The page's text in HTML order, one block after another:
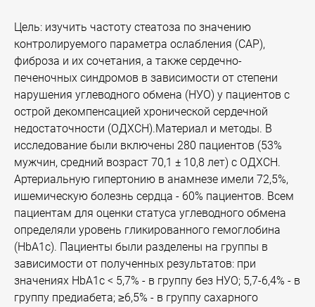
Цель: изучить частоту стеатоза по значению
контролируемого параметра ослабления (CAP),
фиброза и их сочетания, а также сердечно-
печеночных синдромов в зависимости от степени
нарушения углеводного обмена (НУО) у пациентов с
острой декомпенсацией хронической сердечной
недостаточности (ОДХСН).Материал и методы. В
исследование были включены 280 пациентов (53%
мужчин, средний возраст 70,1 ± 10,8 лет) с ОДХСН.
Артериальную гипертонию в анамнезе имели 72,5%,
ишемическую болезнь сердца - 60% пациентов. Всем
пациентам для оценки статуса углеводного обмена
определяли уровень гликированного гемоглобина
(HbA1c). Пациенты были разделены на группы в
зависимости от полученных результатов: при
значениях HbA1с < 5,7% - в группу без НУО; 5,7-6,4% - в
группу предиабета; ≥6,5% - в группу сахарного